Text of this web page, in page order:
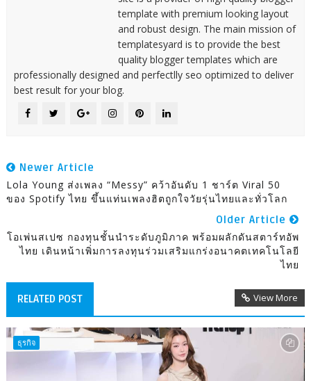
template with premium looking layout
and robust design. The main mission of
templatesyard is to provide the best
quality blogger templates which are
professionally designed and perfectlly seo optimized to deliver
best result for your blog.
Newer Article
Lola Young ส่งเพลง “Messy” คว้าอันดับ 1 ชาร์ต Viral 50
ของ Spotify ไทย ขึ้นแท่นเพลงฮิตถูกใจวัยรุ่นไทยและทั่วโลก
Older Article
โอเพ่นสเปซ กองทุนชั้นนำระดับภูมิภาค พร้อมผลักดันสตาร์ทอัพ
ไทย เดินหน้าเพิ่มการลงทุนร่วมเสริมแกร่งอนาคตเทคโนโลยี
ไทย
RELATED POST View More
ธุรกิจ